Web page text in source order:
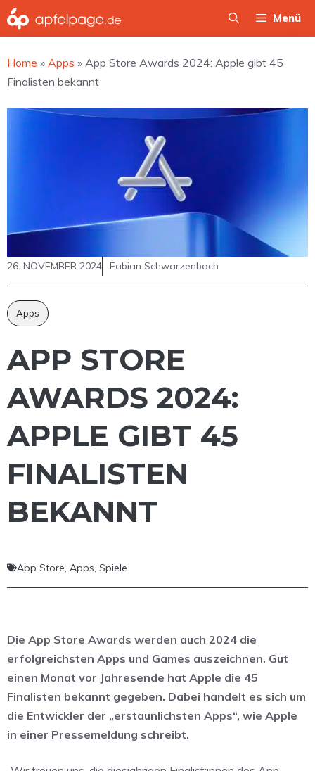
Zum
Inhalt
Menü
Home » Apps » App Store Awards 2024: Apple gibt 45
Finalisten bekannt
26. NOVEMBER 2024 Fabian Schwarzenbach
Apps
APP STORE
AWARDS 2024:
APPLE GIBT 45
FINALISTEN
BEKANNT
App Store, Apps, Spiele
Die App Store Awards werden auch 2024 die
erfolgreichsten Apps und Games auszeichnen. Gut
einen Monat vor Jahresende hat Apple die 45
Finalisten bekannt gegeben. Dabei handelt es sich um
die Entwickler der „erstaunlichsten Apps“, wie Apple
in einer Pressemeldung schreibt.